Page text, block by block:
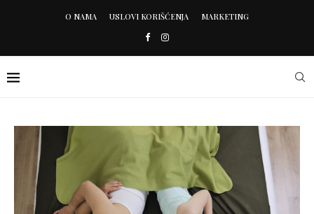
O NAMA USLOVI KORIŠĆENJA MARKETING